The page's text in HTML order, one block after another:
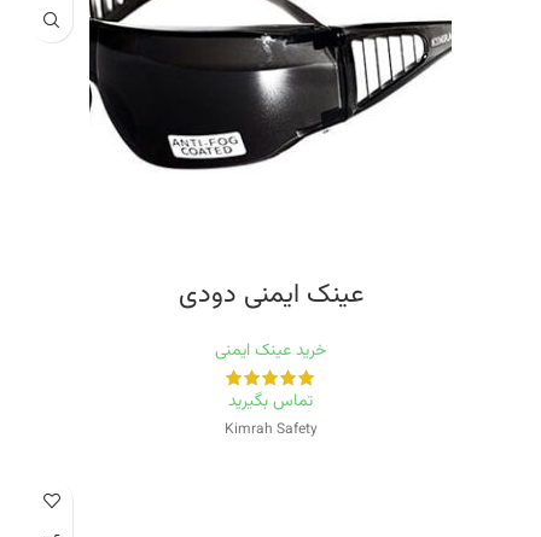
شرکت UVEX یک شرکت آلمانی می باشد که در سال 1926 تاسیس و در زمینه تولید
تجهزات حفاظت فردی فعالیت می کند. این شرکت تولیدات و خدماتی را در محیط های
کاری، ورزشی و استراحتی، فراهم می کند. تمام فرآیند ها در این شرکت مطابق با
استاندارد ISO 9001 هستند.
عینک ایمنی دودی
خرید عینک ایمنی
تماس بگیرید
Kimrah Safety